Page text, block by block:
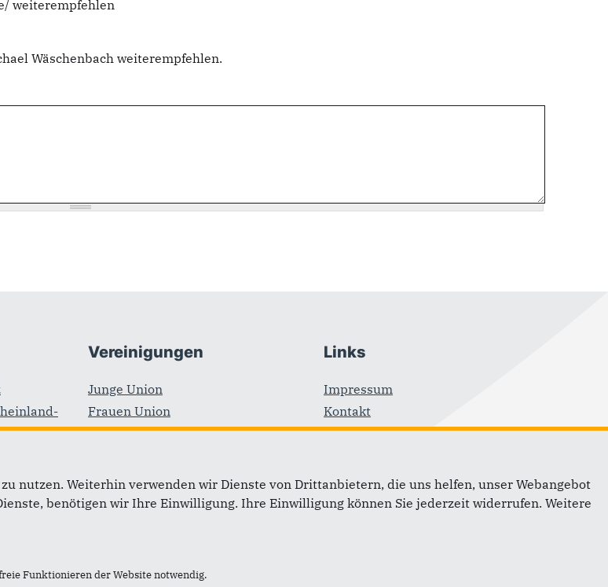
weiterempfehlen
Wäschenbach weiterempfehlen.
Vereinigungen
Junge Union
Frauen Union
Kommunalpolitische Vereinigung
(KPV)
Schüler Union
Links
Impressum
Kontakt
Sitemap
nutzen. Weiterhin verwenden wir Dienste von Drittanbietern, die uns helfen, unser Webangebot
benötigen wir Ihre Einwilligung. Ihre Einwilligung können Sie jederzeit widerrufen. Weitere
Funktionieren der Website notwendig.